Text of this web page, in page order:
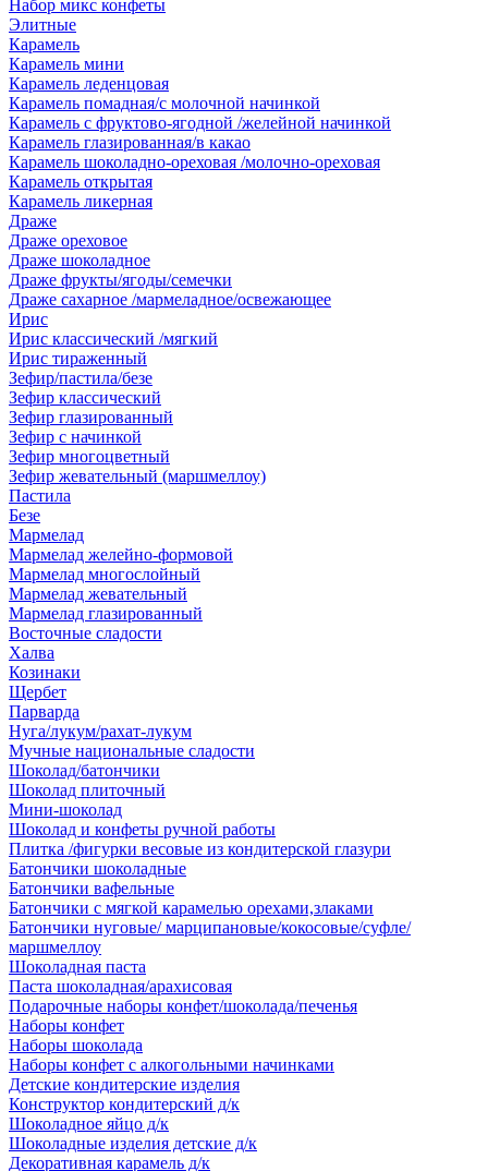
Набор микс конфеты
Элитные
Карамель
Карамель мини
Карамель леденцовая
Карамель помадная/с молочной начинкой
Карамель с фруктово-ягодной /желейной начинкой
Карамель глазированная/в какао
Карамель шоколадно-ореховая /молочно-ореховая
Карамель открытая
Карамель ликерная
Драже
Драже ореховое
Драже шоколадное
Драже фрукты/ягоды/семечки
Драже сахарное /мармеладное/освежающее
Ирис
Ирис классический /мягкий
Ирис тираженный
Зефир/пастила/безе
Зефир классический
Зефир глазированный
Зефир с начинкой
Зефир многоцветный
Зефир жевательный (маршмеллоу)
Пастила
Безе
Мармелад
Мармелад желейно-формовой
Мармелад многослойный
Мармелад жевательный
Мармелад глазированный
Восточные сладости
Халва
Козинаки
Щербет
Парварда
Нуга/лукум/рахат-лукум
Мучные национальные сладости
Шоколад/батончики
Шоколад плиточный
Мини-шоколад
Шоколад и конфеты ручной работы
Плитка /фигурки весовые из кондитерской глазури
Батончики шоколадные
Батончики вафельные
Батончики с мягкой карамелью орехами,злаками
Батончики нуговые/ марципановые/кокосовые/суфле/
маршмеллоу
Шоколадная паста
Паста шоколадная/арахисовая
Подарочные наборы конфет/шоколада/печенья
Наборы конфет
Наборы шоколада
Наборы конфет с алкогольными начинками
Детские кондитерские изделия
Конструктор кондитерский д/к
Шоколадное яйцо д/к
Шоколадные изделия детские д/к
Декоративная карамель д/к